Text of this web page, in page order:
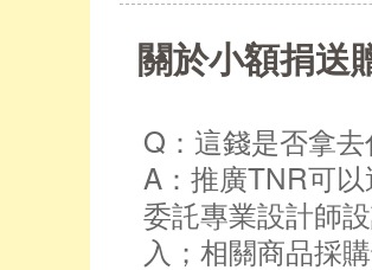
關於小額捐送
Q：這錢是否拿
A：推廣TNR可
委託專業設計師
入；相關商品採